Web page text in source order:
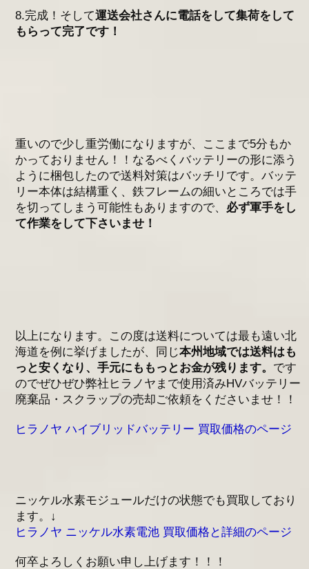
8.完成！そして運送会社さんに電話をして集荷をして
もらって完了です！
重いので少し重労働になりますが、ここまで5分もか
かっておりません！！なるべくバッテリーの形に添う
ように梱包したので送料対策はバッチリです。バッテ
リー本体は結構重く、鉄フレームの細いところでは手
を切ってしまう可能性もありますので、 必ず軍手をし
て作業をして下さいませ！
以上になります。この度は送料については最も遠い北
海道を例に挙げましたが、同じ本州地域では送料はも
っと安くなり、手元にももっとお金が残ります。 です
のでぜひぜひ弊社ヒラノヤまで使用済みHVバッテリー
廃棄品・スクラップの売却ご依頼をくださいませ！！
ヒラノヤ ハイブリッドバッテリー 買取価格のページ
ニッケル水素モジュールだけの状態でも買取しており
ます。↓
ヒラノヤ ニッケル水素電池 買取価格と詳細のページ
何卒よろしくお願い申し上げます！！！